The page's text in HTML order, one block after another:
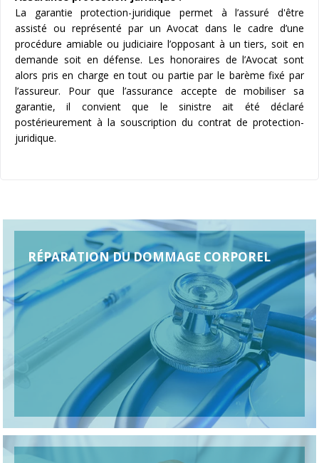
La garantie protection-juridique permet à l’assuré d'être
assisté ou représenté par un Avocat dans le cadre d’une
procédure amiable ou judiciaire l’opposant à un tiers, soit en
demande soit en défense. Les honoraires de l’Avocat sont
alors pris en charge en tout ou partie par le barème fixé par
l’assureur. Pour que l’assurance accepte de mobiliser sa
garantie, il convient que le sinistre ait été déclaré
postérieurement à la souscription du contrat de protection-
juridique.
RÉPARATION DU DOMMAGE CORPOREL